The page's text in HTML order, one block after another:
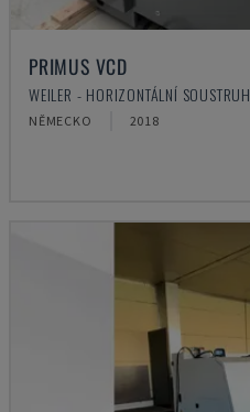
PRIMUS VCD
WEILER - HORIZONTÁLNÍ SOUSTRUH
NĚMECKO 2018